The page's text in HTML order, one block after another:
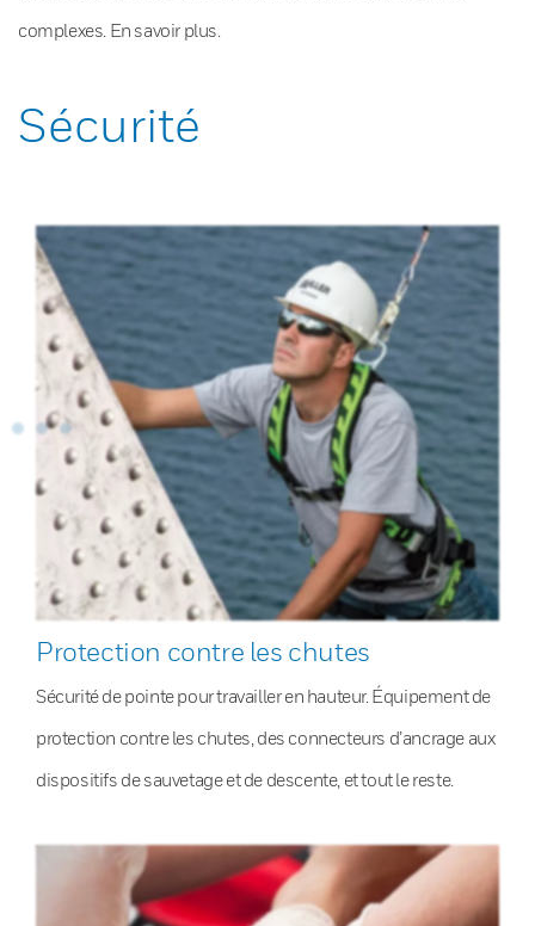
complexes. En savoir plus.
Sécurité
Protection contre les chutes
Sécurité de pointe pour travailler en hauteur. Équipement de
protection contre les chutes, des connecteurs d’ancrage aux
dispositifs de sauvetage et de descente, et tout le reste.